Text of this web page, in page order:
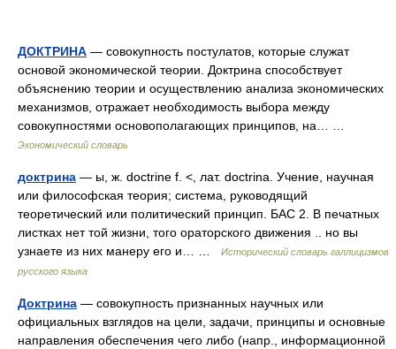
ДОКТРИНА — совокупность постулатов, которые служат
основой экономической теории. Доктрина способствует
объяснению теории и осуществлению анализа экономических
механизмов, отражает необходимость выбора между
совокупностями основополагающих принципов, на… …
Экономический словарь
доктрина — ы, ж. doctrine f. <, лат. doctrina. Учение, научная
или философская теория; система, руководящий
теоретический или политический принцип. БАС 2. В печатных
листках нет той жизни, того ораторского движения .. но вы
узнаете из них манеру его и… …
Исторический словарь галлицизмов
русского языка
Доктрина — совокупность признанных научных или
официальных взглядов на цели, задачи, принципы и основные
направления обеспечения чего либо (напр., информационной